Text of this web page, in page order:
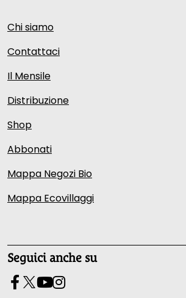
Chi siamo
Contattaci
Il Mensile
Distribuzione
Shop
Abbonati
Mappa Negozi Bio
Mappa Ecovillaggi
Seguici anche su